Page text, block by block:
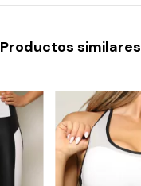
Productos similares